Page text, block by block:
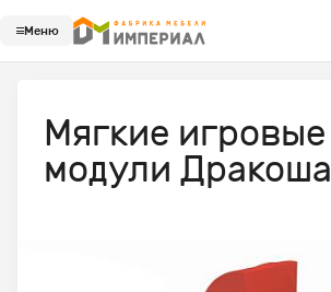
Меню
Мягкие игровые
модули Дракоша